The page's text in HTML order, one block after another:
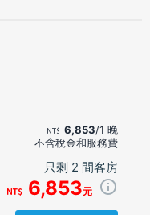
6,853/1 晚
不含稅金和服務費
只剩 2 間客房
6,853元